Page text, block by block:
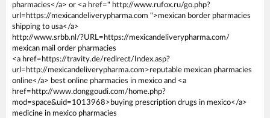
pharmacies</a> or <a href=" http://www.rufox.ru/go.php?
url=https://mexicandeliverypharma.com ">mexican border pharmacies
shipping to usa</a>
http://www.srbb.nl/?URL=https://mexicandeliverypharma.com/
mexican mail order pharmacies
<a href=https://travity.de/redirect/Index.asp?
url=http://mexicandeliverypharma.com>reputable mexican pharmacies
online</a> best online pharmacies in mexico and <a
href=http://www.donggoudi.com/home.php?
mod=space&uid=1013968>buying prescription drugs in mexico</a>
medicine in mexico pharmacies